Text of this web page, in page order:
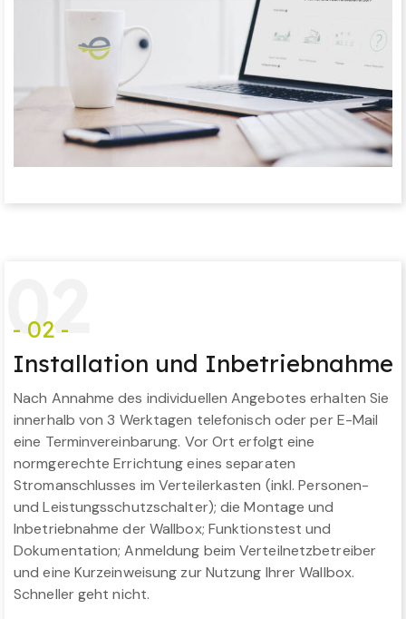
02
- 02 -
Installation und Inbetriebnahme
Nach Annahme des individuellen Angebotes erhalten Sie
innerhalb von 3 Werktagen telefonisch oder per E-Mail
eine Terminvereinbarung. Vor Ort erfolgt eine
normgerechte Errichtung eines separaten
Stromanschlusses im Verteilerkasten (inkl. Personen-
und Leistungsschutzschalter); die Montage und
Inbetriebnahme der Wallbox; Funktionstest und
Dokumentation; Anmeldung beim Verteilnetzbetreiber
und eine Kurzeinweisung zur Nutzung Ihrer Wallbox.
Schneller geht nicht.